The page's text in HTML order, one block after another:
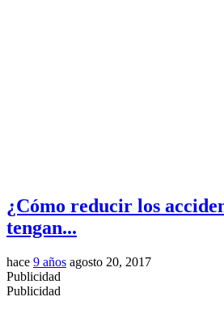
¿Cómo reducir los
tengan...
hace 9 años agosto 20, 2017
Publicidad
Publicidad